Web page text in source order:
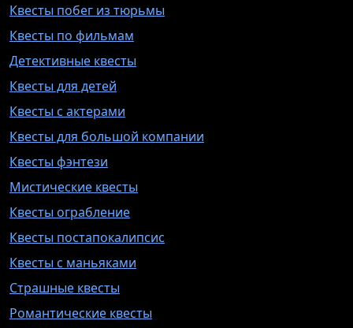
Квесты побег из тюрьмы
Квесты по фильмам
Детективные квесты
Квесты для детей
Квесты с актерами
Квесты для большой компании
Квесты фэнтези
Мистические квесты
Квесты ограбление
Квесты постапокалипсис
Квесты с маньяками
Страшные квесты
Романтические квесты